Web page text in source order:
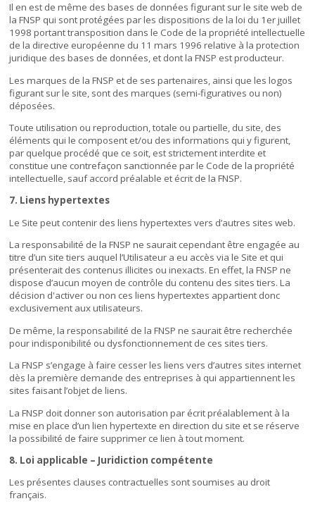
Il en est de même des bases de données figurant sur le site web de
la FNSP qui sont protégées par les dispositions de la loi du 1er juillet
1998 portant transposition dans le Code de la propriété intellectuelle
de la directive européenne du 11 mars 1996 relative à la protection
juridique des bases de données, et dont la FNSP est producteur.
Les marques de la FNSP et de ses partenaires, ainsi que les logos
figurant sur le site, sont des marques (semi-figuratives ou non)
déposées.
Toute utilisation ou reproduction, totale ou partielle, du site, des
éléments qui le composent et/ou des informations qui y figurent,
par quelque procédé que ce soit, est strictement interdite et
constitue une contrefaçon sanctionnée par le Code de la propriété
intellectuelle, sauf accord préalable et écrit de la FNSP.
7. Liens hypertextes
Le Site peut contenir des liens hypertextes vers d’autres sites web.
La responsabilité de la FNSP ne saurait cependant être engagée au
titre d’un site tiers auquel l’Utilisateur a eu accès via le Site et qui
présenterait des contenus illicites ou inexacts. En effet, la FNSP ne
dispose d’aucun moyen de contrôle du contenu des sites tiers. La
décision d'activer ou non ces liens hypertextes appartient donc
exclusivement aux utilisateurs.
De même, la responsabilité de la FNSP ne saurait être recherchée
pour indisponibilité ou dysfonctionnement de ces sites tiers.
La FNSP s’engage à faire cesser les liens vers d’autres sites internet
dès la première demande des entreprises à qui appartiennent les
sites faisant l’objet de liens.
La FNSP doit donner son autorisation par écrit préalablement à la
mise en place d’un lien hypertexte en direction du site et se réserve
la possibilité de faire supprimer ce lien à tout moment.
8. Loi applicable – Juridiction compétente
Les présentes clauses contractuelles sont soumises au droit
français.